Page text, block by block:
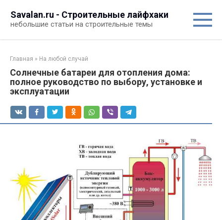
контенту
Savalan.ru - Строительные лайфхаки
небольшие статьи на строительные темы
Главная » На любой случай
Солнечные батареи для отопления дома:
полное руководство по выбору, установке и
эксплуатации